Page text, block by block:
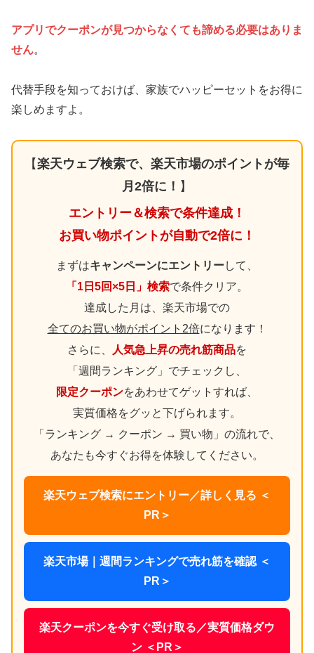
アプリでクーポンが見つからなくても諦める必要はありま
せん。
代替手段を知っておけば、家族でハッピーセットをお得に
楽しめますよ。
【楽天ウェブ検索で、楽天市場のポイントが毎
月2倍に！ 】
エントリー＆検索で条件達成！
お買い物ポイントが自動で2倍に！
まずはキャンペーンにエントリーして、
「1日5回×5日」検索で条件クリア。
達成した月は、楽天市場での
全てのお買い物がポイント2倍になります！
さらに、
人気急上昇の売れ筋商品を
「週間ランキング」でチェックし、
限定クーポンをあわせてゲットすれば、
実質価格をグッと下げられます。
「ランキング → クーポン → 買い物」の流れで、
あなたも今すぐお得を体験してください。
楽天ウェブ検索にエントリー／詳しく見る ＜
PR＞
楽天市場｜週間ランキングで売れ筋を確認 ＜
PR＞
楽天クーポンを今すぐ受け取る／実質価格ダウ
ン ＜PR＞